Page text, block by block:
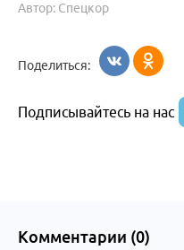
Автор: Спецкор
Поделиться:
Подписывайтесь на нас
Комментарии (0)